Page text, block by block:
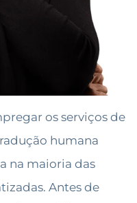
os serviços de
humana
na maioria das
Antes de